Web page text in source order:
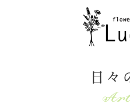
日々